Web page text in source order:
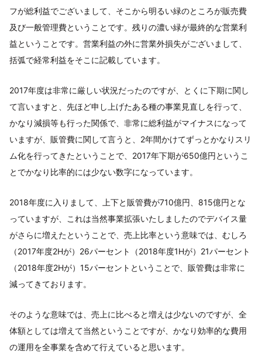
フが総利益でございまして、そこから明るい緑のところが販売費
及び一般管理費ということです。残りの濃い緑が最終的な営業利
益ということです。営業利益の外に営業外損失がございまして、
括弧で経常利益をそこに記載しています。
2017年度は非常に厳しい状況だったのですが、とくに下期に関し
て言いますと、先ほど申し上げたある種の事業見直しを行って、
かなり減損等も行った関係で、非常に総利益がマイナスになって
いますが、販管費に関して言うと、2年間かけてずっとかなりスリ
ム化を行ってきたということで、2017年下期が650億円というこ
とでかなり比率的には少ない数字になっています。
2018年度に入りまして、上下と販管費が710億円、815億円とな
っていますが、これは当然事業拡張いたしましたのでデバイス量
がさらに増えたということで、売上比率という意味では、むしろ
（2017年度2Hが）26パーセント（2018年度1Hが）21パーセント
（2018年度2Hが）15パーセントということで、販管費は非常に
減ってきております。
そのような意味では、売上に比べると増えは少ないのですが、全
体額としては増えて当然ということですが、かなり効率的な費用
の運用を全事業を含めて行えていると思います。